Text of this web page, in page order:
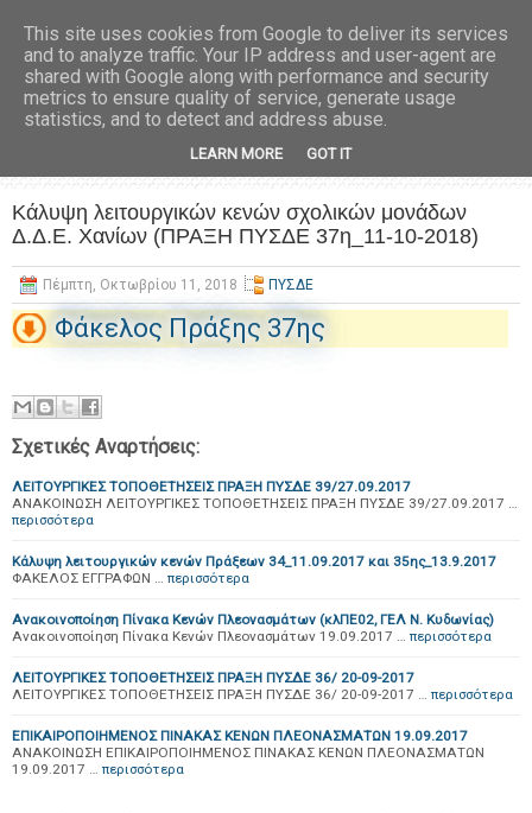
Κάλυψη λειτουργικών κενών σχολικών μονάδων
Δ.Δ.Ε. Χανίων (ΠΡΑΞΗ ΠΥΣΔΕ 37η_11-10-2018)
Πέμπτη, Οκτωβρίου 11, 2018 ΠΥΣΔΕ
Φάκελος Πράξης 37ης
Σχετικές Αναρτήσεις:
ΛΕΙΤΟΥΡΓΙΚΕΣ ΤΟΠΟΘΕΤΗΣΕΙΣ ΠΡΑΞΗ ΠΥΣΔΕ 39/27.09.2017
ΑΝΑΚΟΙΝΩΣΗ ΛΕΙΤΟΥΡΓΙΚΕΣ ΤΟΠΟΘΕΤΗΣΕΙΣ ΠΡΑΞΗ ΠΥΣΔΕ 39/27.09.2017 …
περισσότερα
Κάλυψη λειτουργικών κενών Πράξεων 34_11.09.2017 και 35ης_13.9.2017
ΦΑΚΕΛΟΣ ΕΓΓΡΑΦΩΝ … περισσότερα
Ανακοινοποίηση Πίνακα Κενών Πλεονασμάτων (κλΠΕ02, ΓΕΛ Ν. Κυδωνίας)
Ανακοινοποίηση Πίνακα Κενών Πλεονασμάτων 19.09.2017 … περισσότερα
ΛΕΙΤΟΥΡΓΙΚΕΣ ΤΟΠΟΘΕΤΗΣΕΙΣ ΠΡΑΞΗ ΠΥΣΔΕ 36/ 20-09-2017
ΛΕΙΤΟΥΡΓΙΚΕΣ ΤΟΠΟΘΕΤΗΣΕΙΣ ΠΡΑΞΗ ΠΥΣΔΕ 36/ 20-09-2017 … περισσότερα
ΕΠΙΚΑΙΡΟΠΟΙΗΜΕΝΟΣ ΠΙΝΑΚΑΣ ΚΕΝΩΝ ΠΛΕΟΝΑΣΜΑΤΩΝ 19.09.2017
ΑΝΑΚΟΙΝΩΣΗ ΕΠΙΚΑΙΡΟΠΟΙΗΜΕΝΟΣ ΠΙΝΑΚΑΣ ΚΕΝΩΝ ΠΛΕΟΝΑΣΜΑΤΩΝ
19.09.2017 … περισσότερα
This site uses cookies from Google to deliver its services
and to analyze traffic. Your IP address and user-agent are
shared with Google along with performance and security
metrics to ensure quality of service, generate usage
statistics, and to detect and address abuse.
LEARN MORE GOT IT